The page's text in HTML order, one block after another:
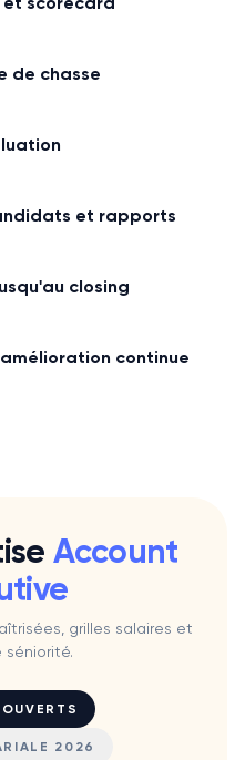
de chasse
et rapports
closing
continue
Account
grilles salaires et
séniorité.
2026